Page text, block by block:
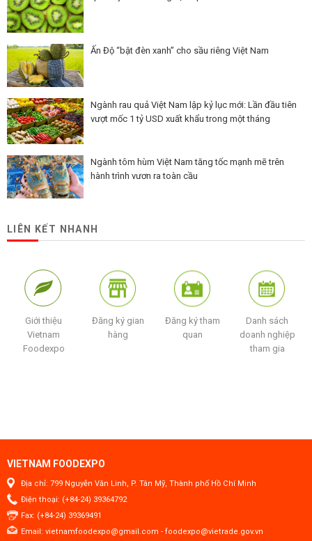
Ấn Độ “bật đèn xanh” cho sầu riêng Việt Nam
Ngành rau quả Việt Nam lập kỷ lục mới: Lần đầu tiên
vượt mốc 1 tỷ USD xuất khẩu trong một tháng
Ngành tôm hùm Việt Nam tăng tốc mạnh mẽ trên
hành trình vươn ra toàn cầu
LIÊN KẾT NHANH
Giới thiệu
Vietnam
Foodexpo
Đăng ký gian
hàng
Đăng ký tham
quan
Danh sách
doanh nghiệp
tham gia
VIETNAM FOODEXPO
Địa chỉ: 799 Nguyễn Văn Linh, P. Tân Mỹ, Thành phố Hồ Chí Minh
Điện thoại: (+84-24) 39364792
Fax: (+84-24) 39369491
Email: vietnamfoodexpo@gmail.com - foodexpo@vietrade.gov.vn